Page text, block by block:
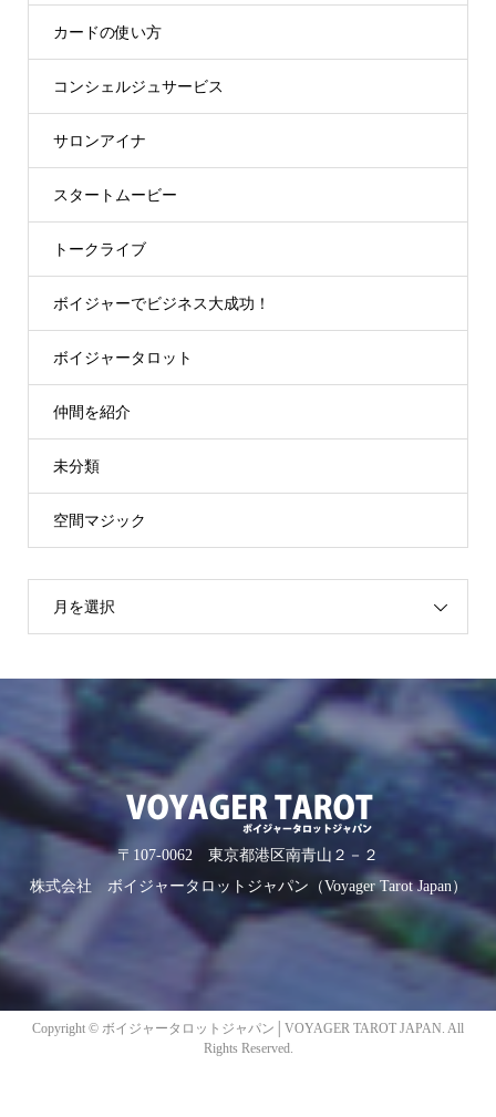
カードの使い方
コンシェルジュサービス
サロンアイナ
スタートムービー
トークライブ
ボイジャーでビジネス大成功！
ボイジャータロット
仲間を紹介
未分類
空間マジック
月を選択
〒107-0062 東京都港区南青山２－２
株式会社 ボイジャータロットジャパン（Voyager Tarot Japan）
Copyright © ボイジャータロットジャパン│VOYAGER TAROT JAPAN. All
Rights Reserved.